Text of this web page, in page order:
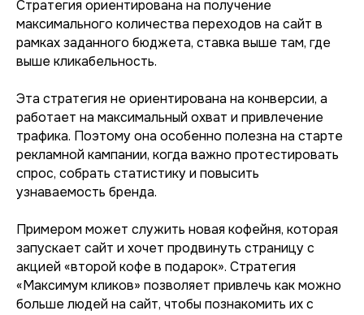
Стратегия ориентирована на получение
максимального количества переходов на сайт в
рамках заданного бюджета, ставка выше там, где
выше кликабельность.
Эта стратегия не ориентирована на конверсии, а
работает на максимальный охват и привлечение
трафика. Поэтому она особенно полезна на старте
рекламной кампании, когда важно протестировать
спрос, собрать статистику и повысить
узнаваемость бренда.
Примером может служить новая кофейня, которая
запускает сайт и хочет продвинуть страницу с
акцией «второй кофе в подарок». Стратегия
«Максимум кликов» позволяет привлечь как можно
больше людей на сайт, чтобы познакомить их с